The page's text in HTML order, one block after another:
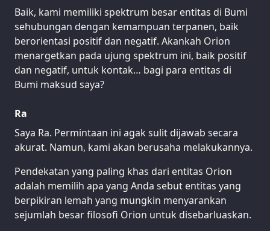
Baik, kami memiliki spektrum besar entitas di Bumi
sehubungan dengan kemampuan terpanen, baik
berorientasi positif dan negatif. Akankah Orion
menargetkan pada ujung spektrum ini, baik positif
dan negatif, untuk kontak… bagi para entitas di
Bumi maksud saya?
Ra
Saya Ra. Permintaan ini agak sulit dijawab secara
akurat. Namun, kami akan berusaha melakukannya.
Pendekatan yang paling khas dari entitas Orion
adalah memilih apa yang Anda sebut entitas yang
berpikiran lemah yang mungkin menyarankan
sejumlah besar filosofi Orion untuk disebarluaskan.